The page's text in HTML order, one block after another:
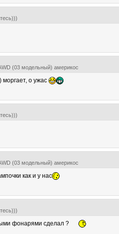
(03 модельный) америкос
о ужас
(03 модельный) америкос
как и у нас
фонарями сделал ?